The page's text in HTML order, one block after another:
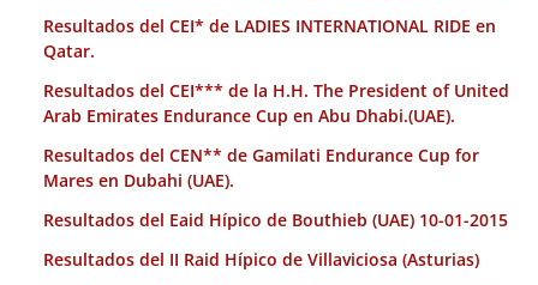
Resultados del CEI* de LADIES INTERNATIONAL RIDE en
Qatar.
Resultados del CEI*** de la H.H. The President of United
Arab Emirates Endurance Cup en Abu Dhabi.(UAE).
Resultados del CEN** de Gamilati Endurance Cup for
Mares en Dubahi (UAE).
Resultados del Eaid Hípico de Bouthieb (UAE) 10-01-2015
Resultados del II Raid Hípico de Villaviciosa (Asturias)